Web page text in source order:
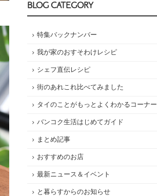
BLOG CATEGORY
特集バックナンバー
我が家のおすそわけレシピ
シェフ直伝レシピ
街のあれこれ比べてみました
タイのことがもっとよくわかるコーナー
バンコク生活はじめてガイド
まとめ記事
おすすめのお店
最新ニュース＆イベント
と暮らすからのお知らせ